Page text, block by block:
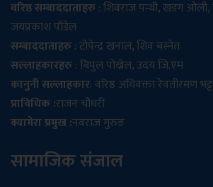
वरिष्ठ सम्बाददाताहरु: शिवराज पन्थी, खडग
जयप्रकाश पौडेल
सम्बाददाताहरु: टोपेन्द्र खनाल, शिव बस्नेत
सल्लाहकारहरु: बिपुल पोख्रेल, उदय जि.एम
कानुनी सल्लाहकार: वरिष्ठ अधिवक्ता रेवतीरमण
प्राविधिक :राजन चौधरी
क्यामेरा प्रमुख :नवराज गुरुङ
सामाजिक संजाल